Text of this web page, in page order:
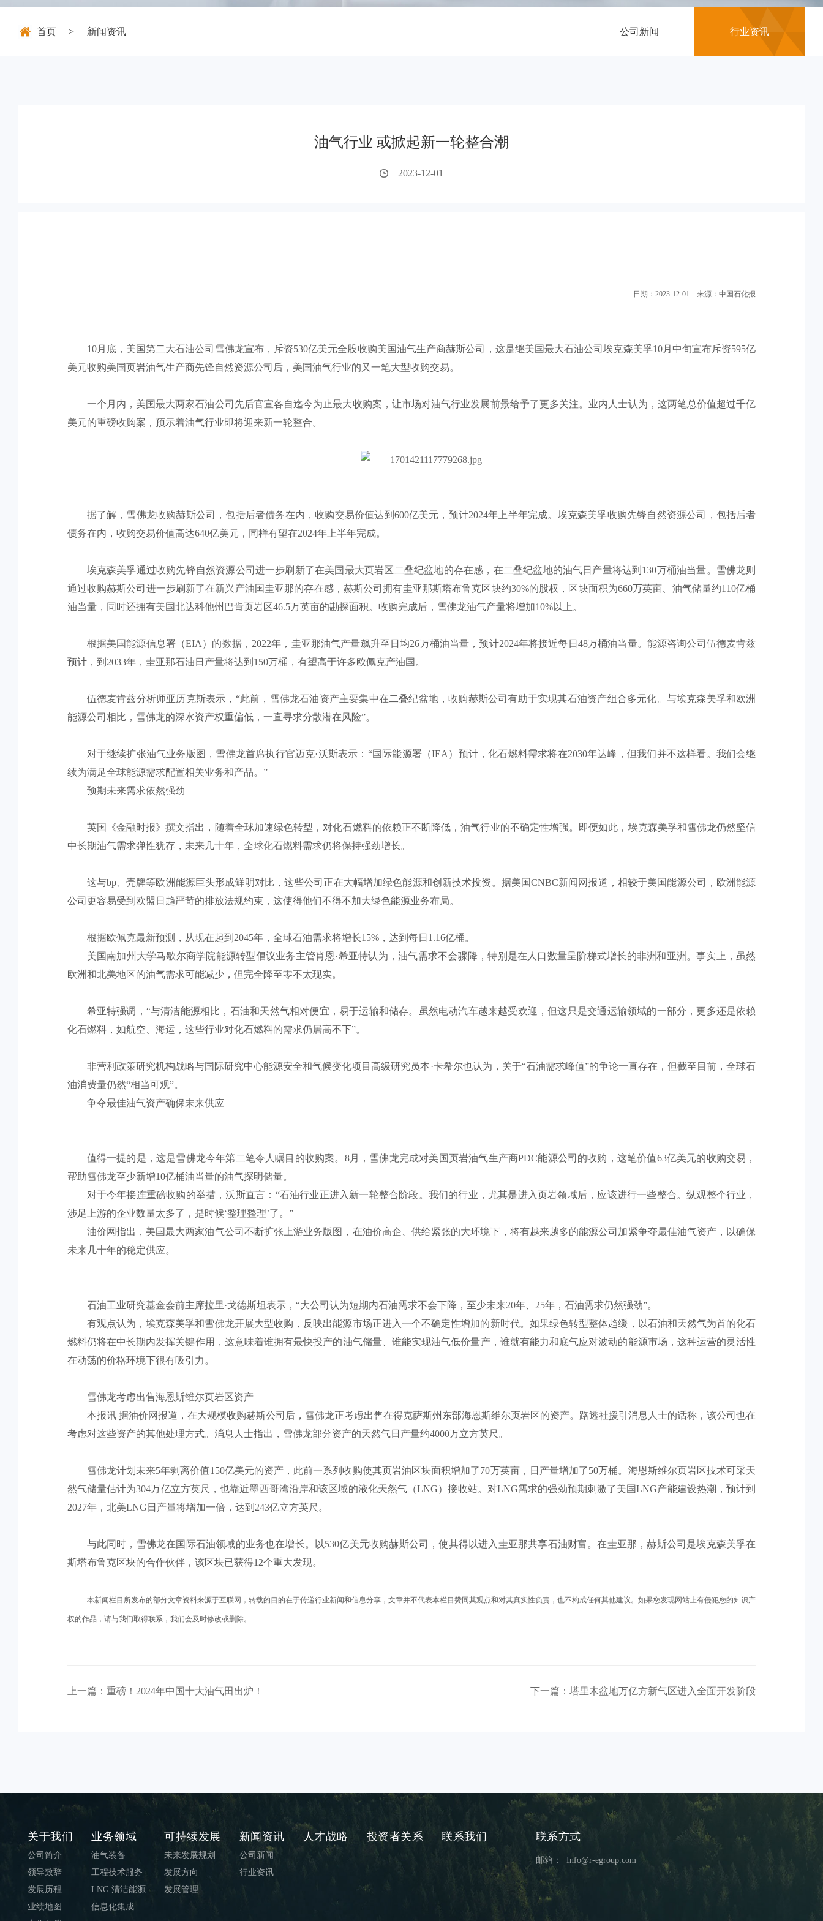
首页 新闻资讯 公司新闻 行业资讯
油气行业 或掀起新一轮整合潮
2023-12-01
日期：2023-12-01 来源：中国石化报
10月底，美国第二大石油公司雪佛龙宣布，斥资530亿美元全股收购美国油气生产商赫斯公司，这是继美国最大石油公司埃克森美孚10月中旬宣布斥资595亿
美元收购美国页岩油气生产商先锋自然资源公司后，美国油气行业的又一笔大型收购交易。
一个月内，美国最大两家石油公司先后官宣各自迄今为止最大收购案，让市场对油气行业发展前景给予了更多关注。业内人士认为，这两笔总价值超过千亿
美元的重磅收购案，预示着油气行业即将迎来新一轮整合。
据了解，雪佛龙收购赫斯公司，包括后者债务在内，收购交易价值达到600亿美元，预计2024年上半年完成。埃克森美孚收购先锋自然资源公司，包括后者
债务在内，收购交易价值高达640亿美元，同样有望在2024年上半年完成。
埃克森美孚通过收购先锋自然资源公司进一步刷新了在美国最大页岩区二叠纪盆地的存在感，在二叠纪盆地的油气日产量将达到130万桶油当量。雪佛龙则
通过收购赫斯公司进一步刷新了在新兴产油国圭亚那的存在感，赫斯公司拥有圭亚那斯塔布鲁克区块约30%的股权，区块面积为660万英亩、油气储量约110亿桶
油当量，同时还拥有美国北达科他州巴肯页岩区46.5万英亩的勘探面积。收购完成后，雪佛龙油气产量将增加10%以上。
根据美国能源信息署（EIA）的数据，2022年，圭亚那油气产量飙升至日均26万桶油当量，预计2024年将接近每日48万桶油当量。能源咨询公司伍德麦肯兹
预计，到2033年，圭亚那石油日产量将达到150万桶，有望高于许多欧佩克产油国。
伍德麦肯兹分析师亚历克斯表示，“此前，雪佛龙石油资产主要集中在二叠纪盆地，收购赫斯公司有助于实现其石油资产组合多元化。与埃克森美孚和欧洲
能源公司相比，雪佛龙的深水资产权重偏低，一直寻求分散潜在风险”。
对于继续扩张油气业务版图，雪佛龙首席执行官迈克·沃斯表示：“国际能源署（IEA）预计，化石燃料需求将在2030年达峰，但我们并不这样看。我们会继
续为满足全球能源需求配置相关业务和产品。”
预期未来需求依然强劲
英国《金融时报》撰文指出，随着全球加速绿色转型，对化石燃料的依赖正不断降低，油气行业的不确定性增强。即便如此，埃克森美孚和雪佛龙仍然坚信
中长期油气需求弹性犹存，未来几十年，全球化石燃料需求仍将保持强劲增长。
这与bp、壳牌等欧洲能源巨头形成鲜明对比，这些公司正在大幅增加绿色能源和创新技术投资。据美国CNBC新闻网报道，相较于美国能源公司，欧洲能源
公司更容易受到欧盟日趋严苛的排放法规约束，这使得他们不得不加大绿色能源业务布局。
根据欧佩克最新预测，从现在起到2045年，全球石油需求将增长15%，达到每日1.16亿桶。
美国南加州大学马歇尔商学院能源转型倡议业务主管肖恩·希亚特认为，油气需求不会骤降，特别是在人口数量呈阶梯式增长的非洲和亚洲。事实上，虽然
欧洲和北美地区的油气需求可能减少，但完全降至零不太现实。
希亚特强调，“与清洁能源相比，石油和天然气相对便宜，易于运输和储存。虽然电动汽车越来越受欢迎，但这只是交通运输领域的一部分，更多还是依赖
化石燃料，如航空、海运，这些行业对化石燃料的需求仍居高不下”。
非营利政策研究机构战略与国际研究中心能源安全和气候变化项目高级研究员本·卡希尔也认为，关于“石油需求峰值”的争论一直存在，但截至目前，全球石
油消费量仍然“相当可观”。
争夺最佳油气资产确保未来供应
值得一提的是，这是雪佛龙今年第二笔令人瞩目的收购案。8月，雪佛龙完成对美国页岩油气生产商PDC能源公司的收购，这笔价值63亿美元的收购交易，
帮助雪佛龙至少新增10亿桶油当量的油气探明储量。
对于今年接连重磅收购的举措，沃斯直言：“石油行业正进入新一轮整合阶段。我们的行业，尤其是进入页岩领域后，应该进行一些整合。纵观整个行业，
涉足上游的企业数量太多了，是时候‘整理整理’了。”
油价网指出，美国最大两家油气公司不断扩张上游业务版图，在油价高企、供给紧张的大环境下，将有越来越多的能源公司加紧争夺最佳油气资产，以确保
未来几十年的稳定供应。
石油工业研究基金会前主席拉里·戈德斯坦表示，“大公司认为短期内石油需求不会下降，至少未来20年、25年，石油需求仍然强劲”。
有观点认为，埃克森美孚和雪佛龙开展大型收购，反映出能源市场正进入一个不确定性增加的新时代。如果绿色转型整体趋缓，以石油和天然气为首的化石
燃料仍将在中长期内发挥关键作用，这意味着谁拥有最快投产的油气储量、谁能实现油气低价量产，谁就有能力和底气应对波动的能源市场，这种运营的灵活性
在动荡的价格环境下很有吸引力。
雪佛龙考虑出售海恩斯维尔页岩区资产
本报讯 据油价网报道，在大规模收购赫斯公司后，雪佛龙正考虑出售在得克萨斯州东部海恩斯维尔页岩区的资产。路透社援引消息人士的话称，该公司也在
考虑对这些资产的其他处理方式。消息人士指出，雪佛龙部分资产的天然气日产量约4000万立方英尺。
雪佛龙计划未来5年剥离价值150亿美元的资产，此前一系列收购使其页岩油区块面积增加了70万英亩，日产量增加了50万桶。海恩斯维尔页岩区技术可采天
然气储量估计为304万亿立方英尺，也靠近墨西哥湾沿岸和该区域的液化天然气（LNG）接收站。对LNG需求的强劲预期刺激了美国LNG产能建设热潮，预计到
2027年，北美LNG日产量将增加一倍，达到243亿立方英尺。
与此同时，雪佛龙在国际石油领域的业务也在增长。以530亿美元收购赫斯公司，使其得以进入圭亚那共享石油财富。在圭亚那，赫斯公司是埃克森美孚在
斯塔布鲁克区块的合作伙伴，该区块已获得12个重大发现。
本新闻栏目所发布的部分文章资料来源于互联网，转载的目的在于传递行业新闻和信息分享，文章并不代表本栏目赞同其观点和对其真实性负责，也不构成任何其他建议。如果您发现网站上有侵犯您的知识产
权的作品，请与我们取得联系，我们会及时修改或删除。
上一篇：重磅！2024年中国十大油气田出炉！ 下一篇：塔里木盆地万亿方新气区进入全面开发阶段
关于我们
公司简介
领导致辞
发展历程
业绩地图
业务领域
油气装备
工程技术服务
LNG 清洁能源
信息化集成
可持续发展
未来发展规划
发展方向
发展管理
新闻资讯
公司新闻
行业资讯
人才战略 投资者关系 联系我们 联系方式
邮箱： Info@r-egroup.com